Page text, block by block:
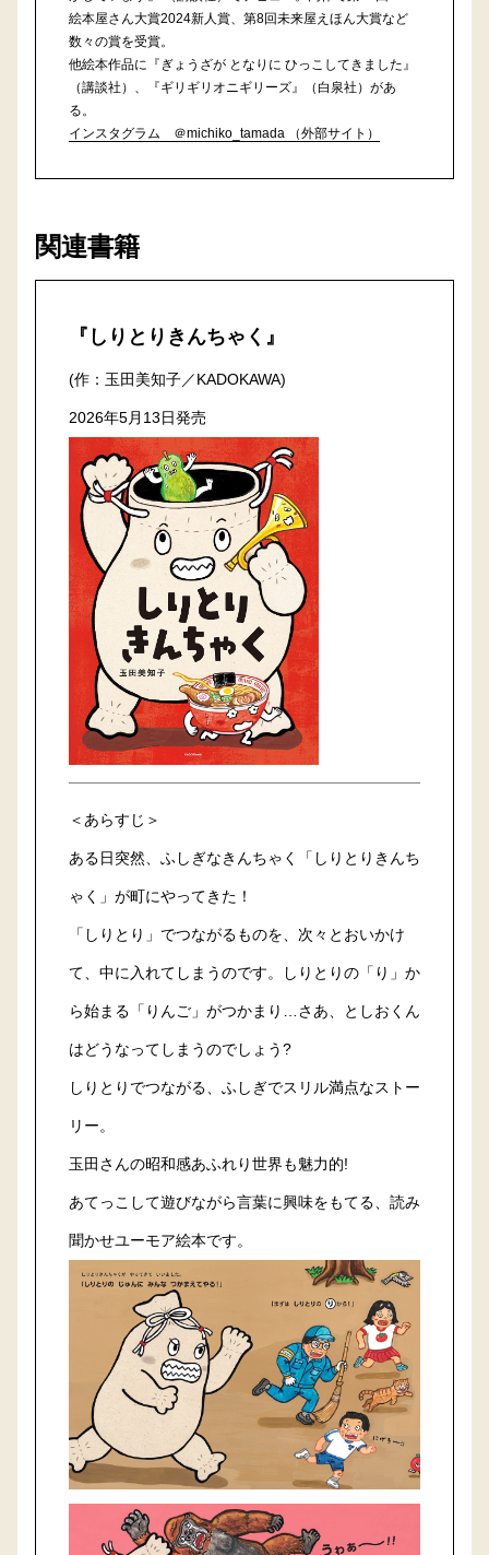
絵本屋さん大賞2024新人賞、第8回未来屋えほん大賞など
数々の賞を受賞。
他絵本作品に『ぎょうざが となりに ひっこしてきました』
（講談社）、『ギリギリオニギリーズ』（白泉社）があ
る。
インスタグラム ＠michiko_tamada （外部サイト）
関連書籍
『しりとりきんちゃく』
(作：玉田美知子／KADOKAWA)
2026年5月13日発売
＜あらすじ＞
ある日突然、ふしぎなきんちゃく「しりとりきんち
ゃく」が町にやってきた！
「しりとり」でつながるものを、次々とおいかけ
て、中に入れてしまうのです。しりとりの「り」か
ら始まる「りんご」がつかまり…さあ、としおくん
はどうなってしまうのでしょう?
しりとりでつながる、ふしぎでスリル満点なストー
リー。
玉田さんの昭和感あふれり世界も魅力的!
あてっこして遊びながら言葉に興味をもてる、読み
聞かせユーモア絵本です。